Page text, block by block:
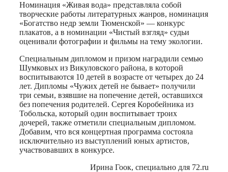
Номинация «Живая вода» представляла собой
творческие работы литературных жанров, номинация
«Богатство недр земли Тюменской» — конкурс
плакатов, а в номинации «Чистый взгляд» судьи
оценивали фотографии и фильмы на тему экологии.
Специальным дипломом и призом наградили семью
Шумковых из Викуловского района, в которой
воспитываются 10 детей в возрасте от четырех до 24
лет. Дипломы «Чужих детей не бывает» получили
три семьи, взявшие на попечение детей, оставшихся
без попечения родителей. Сергея Коробейника из
Тобольска, который один воспитывает троих
дочерей, также отметили специальным дипломом.
Добавим, что вся концертная программа состояла
исключительно из выступлений юных артистов,
участвовавших в конкурсе.
Ирина Гоок, специально для 72.ru